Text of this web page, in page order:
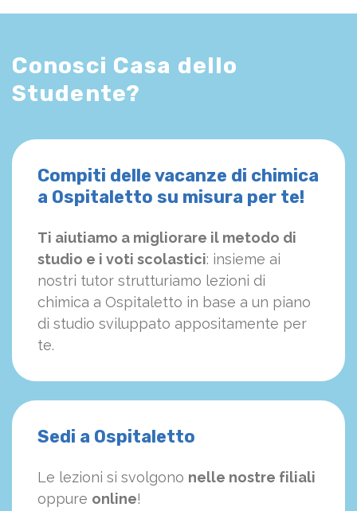
Conosci Casa dello
Studente?
Compiti delle vacanze di chimica
a Ospitaletto su misura per te!
Ti aiutiamo a migliorare il metodo di
studio e i voti scolastici: insieme ai
nostri tutor strutturiamo lezioni di
chimica a Ospitaletto in base a un piano
di studio sviluppato appositamente per
te.
Sedi a Ospitaletto
Le lezioni si svolgono nelle nostre filiali
oppure online!